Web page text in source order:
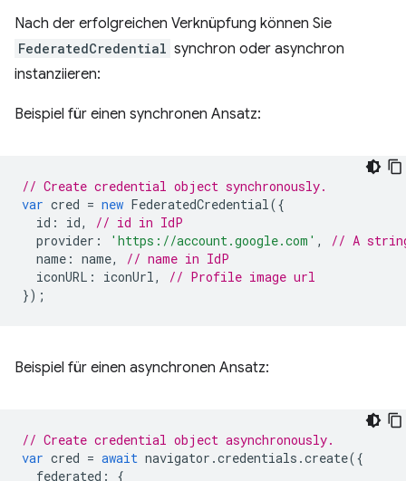
Nach der erfolgreichen Verknüpfung können Sie
FederatedCredential synchron oder asynchron
instanziieren:
Beispiel für einen synchronen Ansatz:
// Create credential object synchronously.
var cred = new FederatedCredential({
id : id,
// id in IdP
provider : 'https://account.google.com' ,
// A
name : name,
// name in IdP
iconURL : iconUrl,
// Profile image url
});
Beispiel für einen asynchronen Ansatz:
// Create credential object asynchronously.
var cred = await navigator .credentials .create({
federated :
{